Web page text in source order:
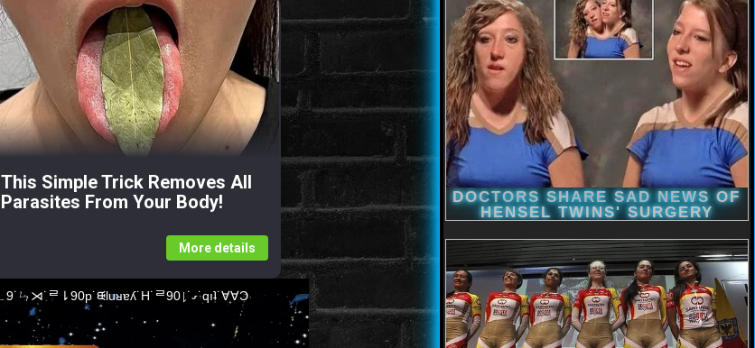
This Simple Trick Removes All
Parasites From Your Body!
More details